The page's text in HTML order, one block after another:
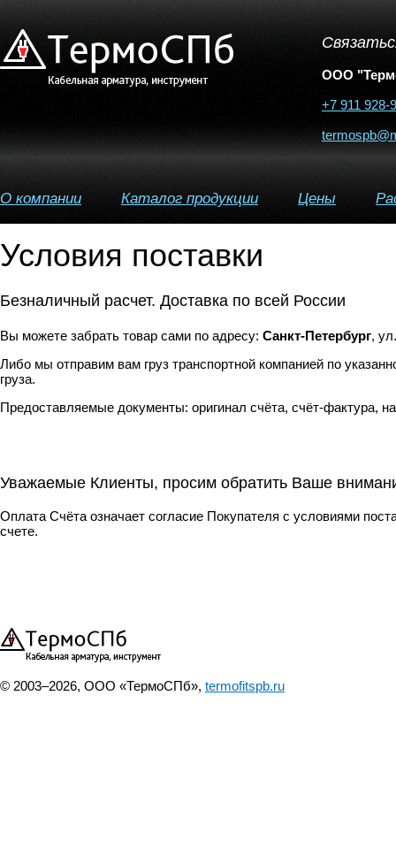
ООО
+7 911 928-
О компании Каталог продукции Цены
Условия поставки
Безналичный расчет. Доставка по всей России
Вы можете забрать товар сами по адресу: Санкт-Петербург,
Либо мы отправим вам груз транспортной компанией по
груза.
Предоставляемые документы: оригинал счёта, счёт-фактура,
Уважаемые Клиенты, просим обратить Ваше
Оплата Счёта означает согласие Покупателя с условиями
счете.
© 2003–2026, ООО «ТермоСПб», termofitspb.ru